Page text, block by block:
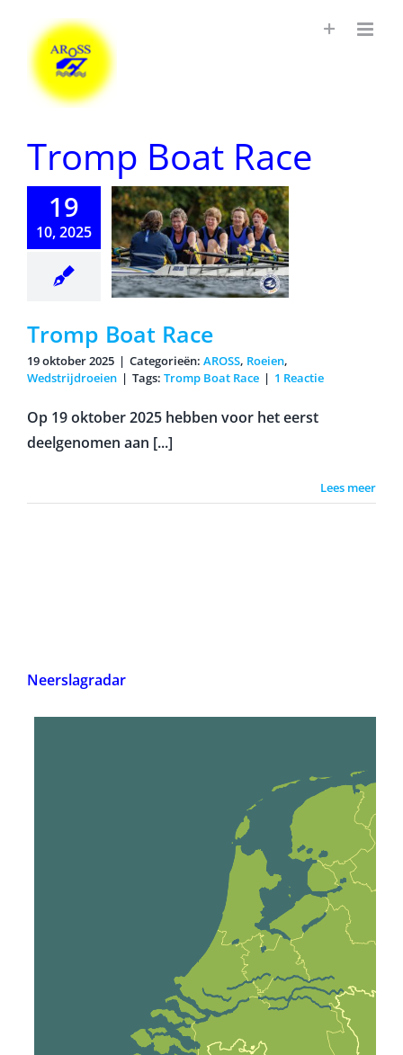
Tromp Boat Race
19
10, 2025
Boat
Tromp Boat Race
19 oktober 2025 | Categorieën: AROSS, Roeien,
Wedstrijdroeien | Tags: Tromp Boat Race | 1 Reactie
Op 19 oktober 2025 hebben voor het eerst
deelgenomen aan [...]
Lees meer
Neerslagradar